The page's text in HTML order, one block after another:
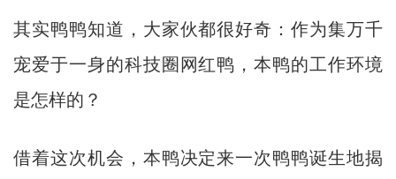
t
其实鸭鸭知道，大家伙都很好奇：作为集万千
宠爱于一身的科技圈网红鸭，本鸭的工作环境
是怎样的？
借着这次机会，本鸭决定来一次鸭鸭诞生地揭